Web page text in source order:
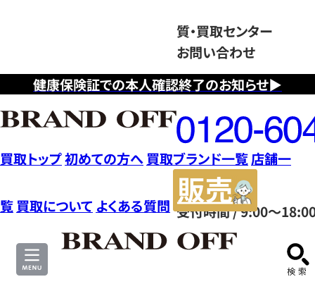
健康保険証での本人確認終了のお知らせ▶
質・買取センター
お問い合わせ
フ
リ
ー
ダ
イ
ヤ
ル
0120604117
受付時間 / 9:00～
買取トップ初めての方へ 買取ブランド一覧店舗一
覧 買取について よくある質問
サ